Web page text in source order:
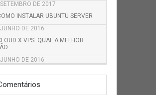
DE 2017
INSTALAR UBUNTU SERVER
DE 2016
X VPS: QUAL A MELHOR
DE 2016